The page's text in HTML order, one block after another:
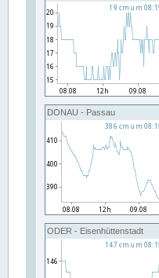
DONAU - Passau
ODER - Eisenhüttenstadt